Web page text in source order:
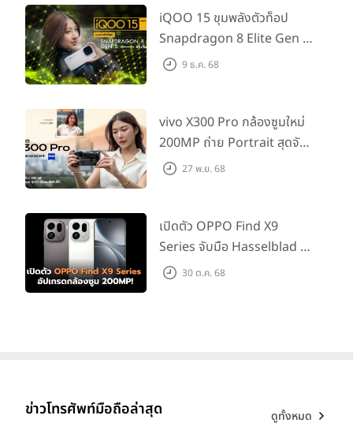
iQOO 15 ขุมพลังตัวท็อป
Snapdragon 8 Elite Gen 5
เล่นลื่นทุกเกม!
9 ธ.ค. 68
vivo X300 Pro กล้องซูมใหม่
200MP ถ่าย Portrait สุดจัด
ต่อเลนส์เสริมได้!
27 พ.ย. 68
เปิดตัว OPPO Find X9
Series จับมือ Hasselblad อัป
เกรดกล้องซูม 200MP!
30 ต.ค. 68
ข่าวโทรศัพท์มือถือล่าสุด ดูทั้งหมด